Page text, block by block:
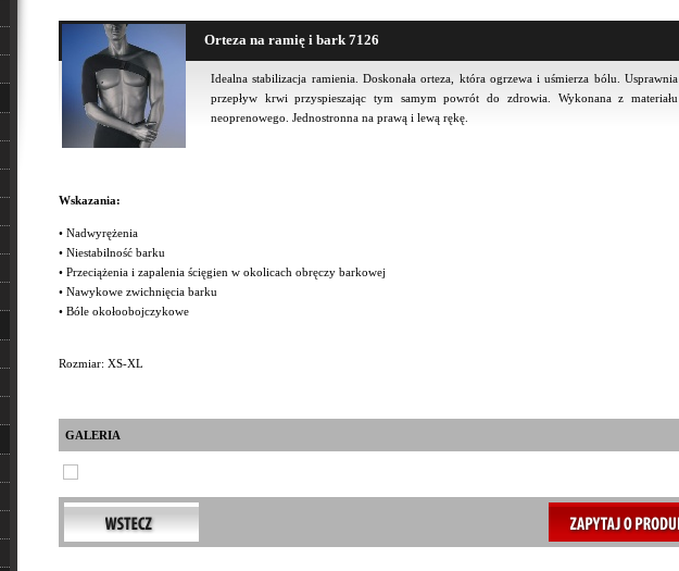
Orteza na ramię i bark 7126
Idealna stabilizacja ramienia. Doskonała orteza, która ogrzewa i uśmierza bólu. Usprawnia
przepływ krwi przyspieszając tym samym powrót do zdrowia. Wykonana z materiału
neoprenowego. Jednostronna na prawą i lewą rękę.
Wskazania:
• Nadwyrężenia
• Niestabilność barku
• Przeciążenia i zapalenia ścięgien w okolicach obręczy barkowej
• Nawykowe zwichnięcia barku
• Bóle okołoobojczykowe
Rozmiar: XS-XL
GALERIA